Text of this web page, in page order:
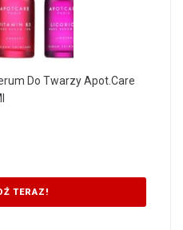
Do Twarzy Apot.Care
TERAZ!